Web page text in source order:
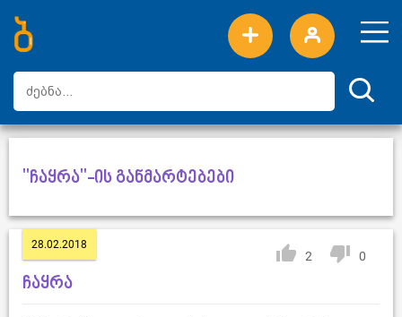
ახალი სიტყვები
ტოპ სიტყვები
დღის ტოპ სიტყვები
ტოპ მომხმარებლები
"ჩაყრა"-ის განმარტებები
28.02.2018
2 0
ჩაყრა